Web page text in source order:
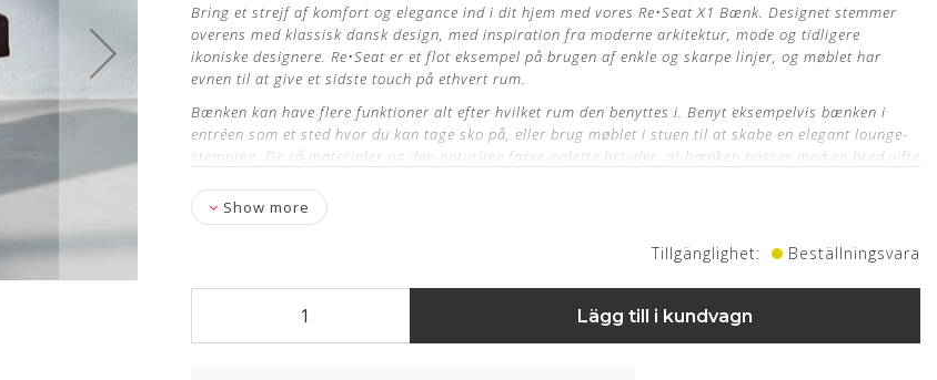
Bring et strejf af komfort og elegance ind i dit hjem med vores Re•Seat X1 Bænk. Designet stemmer
overens med klassisk dansk design, med inspiration fra moderne arkitektur, mode og tidligere
ikoniske designere. Re•Seat er et flot eksempel på brugen af enkle og skarpe linjer, og møblet har
evnen til at give et sidste touch på ethvert rum.
Bænken kan have flere funktioner alt efter hvilket rum den benyttes i. Benyt eksempelvis bænken i
entréen som et sted hvor du kan tage sko på, eller brug møblet i stuen til at skabe en elegant lounge-
stemning. De rå materialer og den naturlige farve-palette betyder, at bænken passer med en bred vifte
Produktinformation
Show more
Tillgänglighet: Beställningsvara
Lägg till i kundvagn